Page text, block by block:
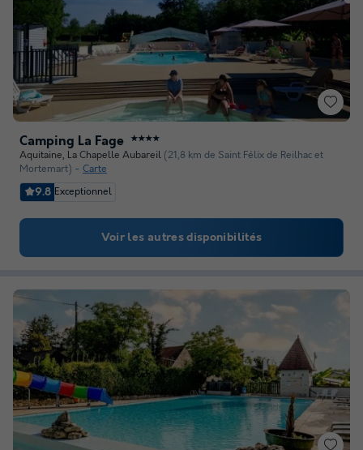
Camping La Fage ★★★★
Aquitaine, La Chapelle Aubareil (21,8 km de Saint Félix de Reilhac et
Mortemart)
Carte
9.8 Exceptionnel
Voir les autres disponibilités